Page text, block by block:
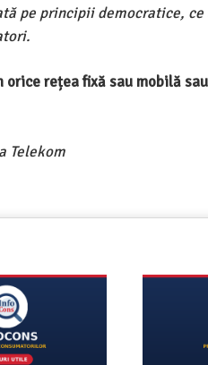
pe principii democratice, ce
rețea fixă sau mobilă
Telekom